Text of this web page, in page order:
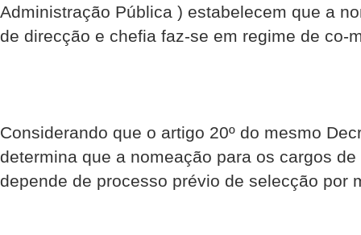
Administração Pública ) estabelecem que a
de direcção e chefia faz-se em regime de co-
Considerando que o artigo 20º do mesmo
determina que a nomeação para os cargos
depende de processo prévio de selecção por